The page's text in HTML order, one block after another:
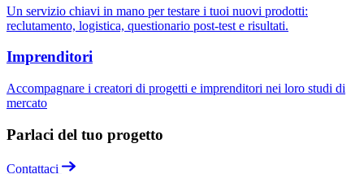
Un servizio chiavi in mano per testare i tuoi nuovi prodotti:
reclutamento, logistica, questionario post-test e risultati.
Imprenditori
Accompagnare i creatori di progetti e imprenditori nei loro studi di
mercato
Parlaci del tuo progetto
Contattaci